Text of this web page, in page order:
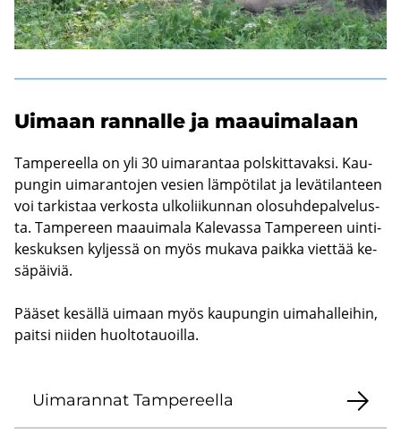
Ui­maan ran­nal­le ja maa­ui­ma­laan
Tam­pe­reel­la on yli 30 ui­ma­ran­taa pols­kit­ta­vak­si. Kau­
pun­gin ui­ma­ran­to­jen ve­sien läm­pö­ti­lat ja le­vä­ti­lan­teen
voi tar­kis­taa ver­kos­ta ul­ko­lii­kun­nan olo­suh­de­pal­ve­lus­
ta. Tam­pe­reen maa­ui­ma­la Ka­le­vas­sa Tam­pe­reen uin­ti­
kes­kuk­sen kyl­jes­sä on myös mu­ka­va paik­ka viet­tää ke­
sä­päi­viä.
Pää­set ke­säl­lä ui­maan myös kau­pun­gin ui­ma­hal­lei­hin,
pait­si nii­den huol­to­tauoil­la.
Ui­ma­ran­nat Tam­pe­reel­la